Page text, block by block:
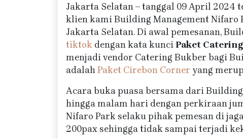
Jakarta Selatan – tanggal 09 April 2024
klien kami Building Management Nifaro
Jakarta Selatan. Di awal pemesanan,
tiktok dengan kata kunciPaket
menjadi vendor Catering Bukber bagi
adalahPaket Cirebon Corner yang
Acara buka puasa bersama dari
hingga malam hari dengan perkiraan
Nifaro Park selaku pihak pemesan di
200pax sehingga tidak sampai terjadi